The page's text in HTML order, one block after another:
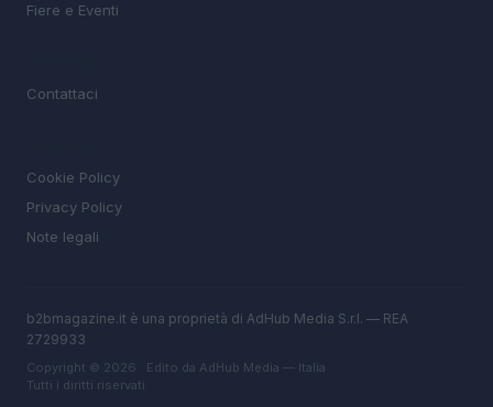
Fiere e Eventi
Contattaci
Cookie Policy
Privacy Policy
Note legali
b2bmagazine.it è una proprietà di AdHub Media S.r.l. — REA
2729933
Copyright © 2026 · Edito da AdHub Media — Italia
Tutti i diritti riservati